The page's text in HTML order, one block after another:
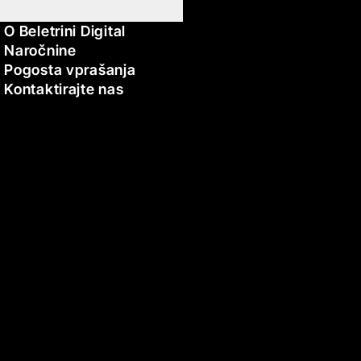
O Beletrini Digital
Naročnine
Pogosta vprašanja
Kontaktirajte nas